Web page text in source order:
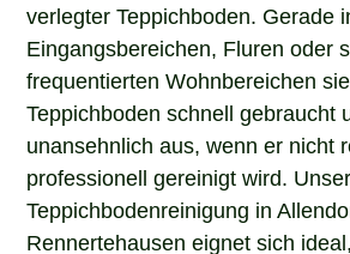
verlegter Teppichboden. Gerade
Eingangsbereichen, Fluren oder
frequentierten Wohnbereichen
Teppichboden schnell gebraucht
unansehnlich aus, wenn er nicht
professionell gereinigt wird.
Teppichbodenreinigung in
Rennertehausen eignet sich